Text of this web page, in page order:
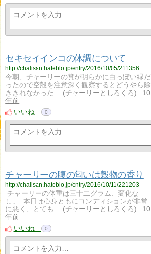
セキセイインコの体調について
http://chalisan.hateblo.jp/entry/2016/10/05/211356
今朝、チャーリーの糞が明らかに白っぽい緑だ
ったので空殻を注意深く観察するとどうやら除
ききれなかった…
チャーリーとしろくろ
10
年前
いいね！
0
チャーリーの腹の匂いは穀物の香り
http://chalisan.hateblo.jp/entry/2016/10/11/221203
チャーリーの体重は三十二グラム、変化な
し。 本日は心身ともにコンディションが非常
に悪く、とても…
チャーリーとしろくろ
10
年前
いいね！
0